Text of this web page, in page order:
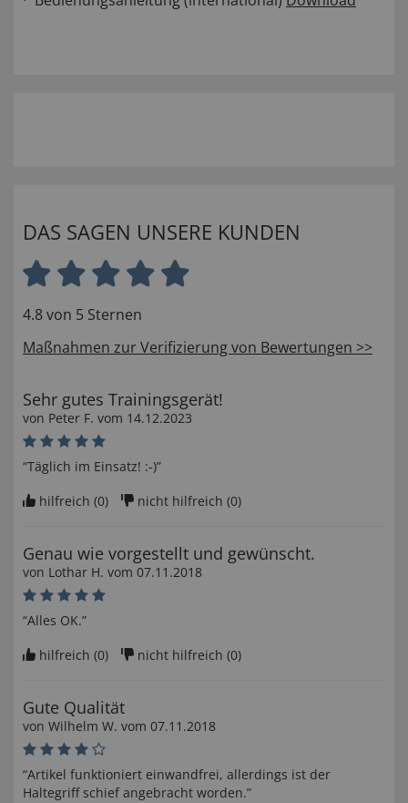
DAS SAGEN UNSERE KUNDEN
4.8 von 5 Sternen
Maßnahmen zur Verifizierung von Bewertungen >>
Sehr gutes Trainingsgerät!
von Peter F. vom 14.12.2023
“Täglich im Einsatz! :-)”
hilfreich (0) nicht hilfreich (0)
Genau wie vorgestellt und gewünscht.
von Lothar H. vom 07.11.2018
“Alles OK.”
hilfreich (0) nicht hilfreich (0)
Gute Qualität
von Wilhelm W. vom 07.11.2018
“Artikel funktioniert einwandfrei, allerdings ist der
Haltegriff schief angebracht worden.”